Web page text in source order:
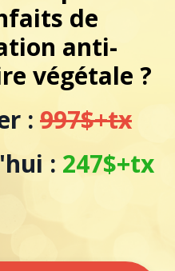
de
anti-
végétale ?
: 997$+tx
: 247$+tx